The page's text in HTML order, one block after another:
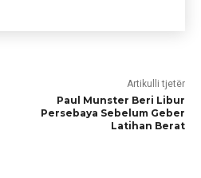
Artikulli tjetër
Paul Munster Beri Libur
Persebaya Sebelum Geber
Latihan Berat